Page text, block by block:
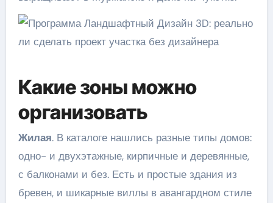
Какие зоны можно
организовать
Жилая. В каталоге нашлись разные типы домов:
одно- и двухэтажные, кирпичные и деревянные,
с балконами и без. Есть и простые здания из
бревен, и шикарные виллы в авангардном стиле